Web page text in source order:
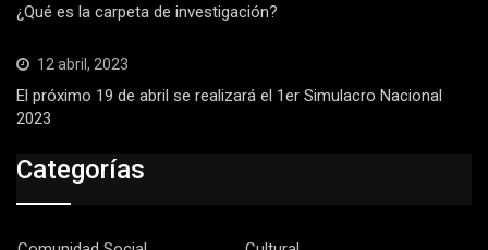
¿Qué es la carpeta de investigación?
12 abril, 2023
El próximo 19 de abril se realizará el 1er Simulacro Nacional
2023
Categorías